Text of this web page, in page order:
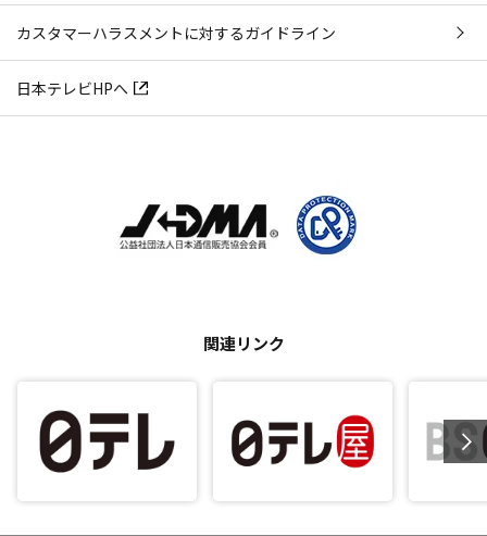
カスタマーハラスメントに対するガイドライン
日本テレビHPへ
関連リンク